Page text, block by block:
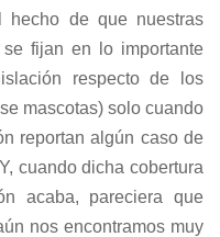
hecho de que nuestras
fijan en lo importante
respecto de los
mascotas) solo cuando
reportan algún caso de
cuando dicha cobertura
acaba, pareciera que
nos encontramos muy